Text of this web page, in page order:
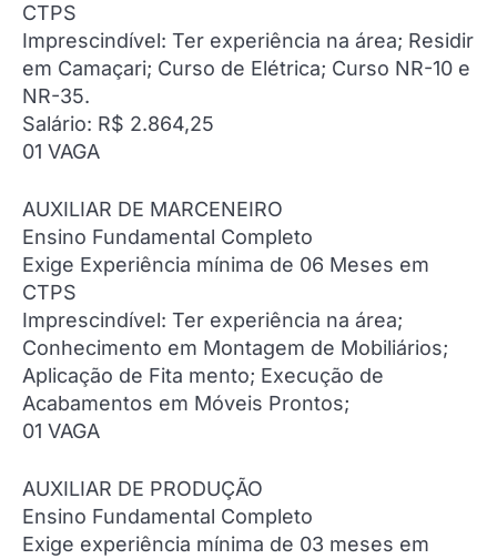
CTPS
Imprescindível: Ter experiência na área; Residir
em Camaçari; Curso de Elétrica; Curso NR-10 e
NR-35.
Salário: R$ 2.864,25
01 VAGA
AUXILIAR DE MARCENEIRO
Ensino Fundamental Completo
Exige Experiência mínima de 06 Meses em
CTPS
Imprescindível: Ter experiência na área;
Conhecimento em Montagem de Mobiliários;
Aplicação de Fita mento; Execução de
Acabamentos em Móveis Prontos;
01 VAGA
AUXILIAR DE PRODUÇÃO
Ensino Fundamental Completo
Exige experiência mínima de 03 meses em